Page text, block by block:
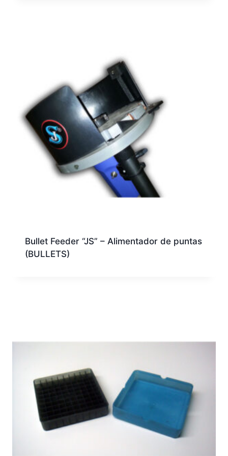
Bullet Feeder “JS” – Alimentador de puntas
(BULLETS)